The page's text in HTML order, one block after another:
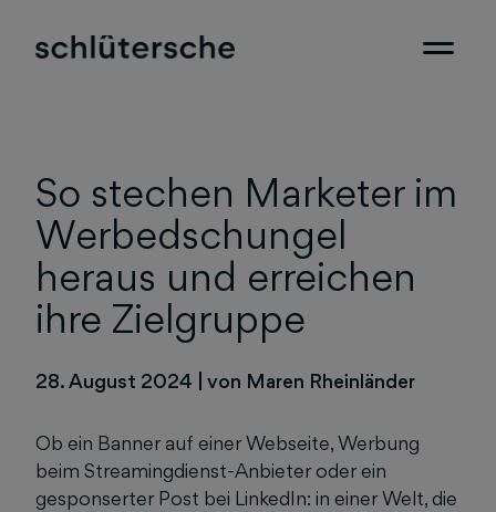
So stechen Marketer im
Werbedschungel
heraus und erreichen
ihre Zielgruppe
28. August 2024 von Maren Rheinländer
Ob ein Banner auf einer Webseite, Werbung
beim Streamingdienst-Anbieter oder ein
gesponserter Post bei LinkedIn: in einer Welt, die